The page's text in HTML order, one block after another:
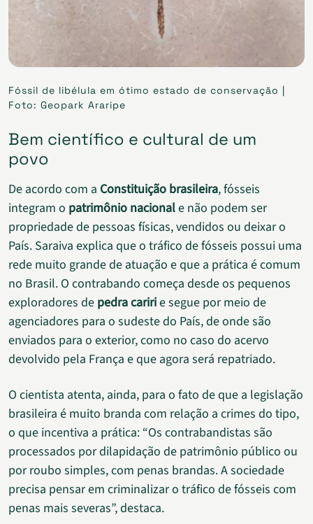
Fóssil de libélula em ótimo estado de conservação |
Foto: Geopark Araripe
Bem científico e cultural de um
povo
De acordo com a Constituição brasileira, fósseis
integram o patrimônio nacionale não podem ser
propriedade de pessoas físicas, vendidos ou deixar o
País. Saraiva explica que o tráfico de fósseis possui uma
rede muito grande de atuação e que a prática é comum
no Brasil. O contrabando começa desde os pequenos
exploradores de pedra caririe segue por meio de
agenciadores para o sudeste do País, de onde são
enviados para o exterior, como no caso do acervo
devolvido pela França e que agora será repatriado.
O cientista atenta, ainda, para o fato de que a legislação
brasileira é muito branda com relação a crimes do tipo,
o que incentiva a prática: “Os contrabandistas são
processados por dilapidação de patrimônio público ou
por roubo simples, com penas brandas. A sociedade
precisa pensar em criminalizar o tráfico de fósseis com
penas mais severas”, destaca.